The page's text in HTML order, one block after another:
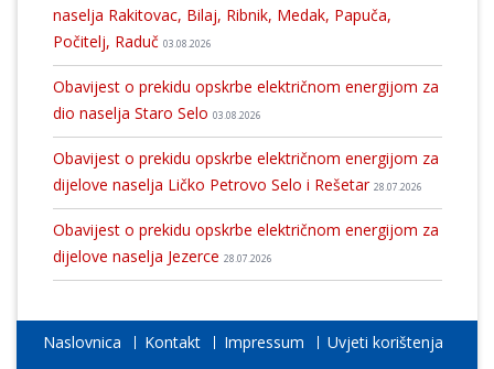
naselja Rakitovac, Bilaj, Ribnik, Medak, Papuča,
Počitelj, Raduč 03.08.2026
Obavijest o prekidu opskrbe električnom energijom za
dio naselja Staro Selo 03.08.2026
Obavijest o prekidu opskrbe električnom energijom za
dijelove naselja Ličko Petrovo Selo i Rešetar 28.07.2026
Obavijest o prekidu opskrbe električnom energijom za
dijelove naselja Jezerce 28.07.2026
Naslovnica Kontakt Impressum Uvjeti korištenja